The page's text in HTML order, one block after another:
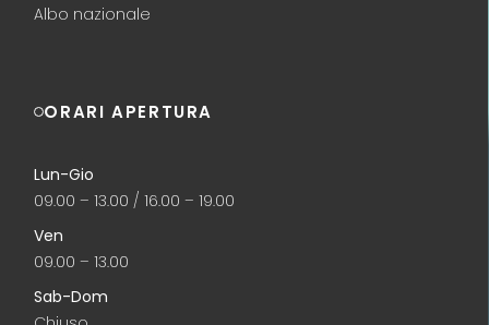
Albo nazionale
ORARI APERTURA
Lun-Gio
09.00 – 13.00 / 16.00 – 19.00
Ven
09.00 – 13.00
Sab-Dom